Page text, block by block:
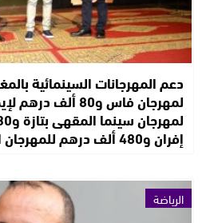
إفران و480 ألف درهم للمهرجان الدولي للفيلم…
الرياضة